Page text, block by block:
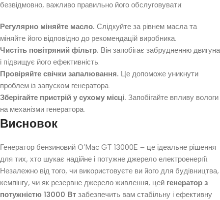
безвідмовно, важливо правильно його обслуговувати:
Регулярно міняйте масло. Слідкуйте за рівнем масла та
міняйте його відповідно до рекомендацій виробника.
Чистіть повітряний фільтр. Він запобігає забрудненню двигуна
і підвищує його ефективність.
Провіряйте свічки запалювання. Це допоможе уникнути
проблем із запуском генератора.
Зберігайте пристрій у сухому місці. Запобігайте впливу вологи
на механізми генератора.
Висновок
Генератор бензиновий O’Mac GT 13000E – це ідеальне рішення
для тих, хто шукає надійне і потужне джерело електроенергії.
Незалежно від того, чи використовуєте ви його для будівництва,
кемпінгу, чи як резервне джерело живлення, цей генератор з
потужністю 13000 Вт забезпечить вам стабільну і ефективну